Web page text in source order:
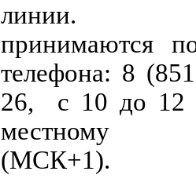
линии.
принимаются
телефона: 8
26, с 10 до 12
местному
(МСК+1).